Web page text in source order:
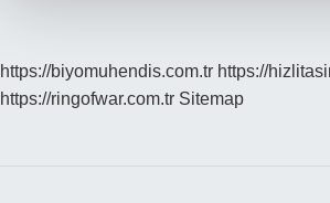
https://biyomuhendis.com.tr https://
https://ringofwar.com.tr Sitemap